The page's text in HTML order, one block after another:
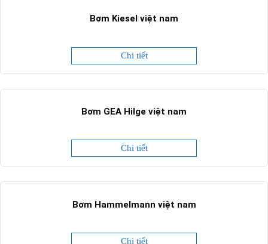
Bơm Kiesel việt nam
Chi tiết
Bơm GEA Hilge việt nam
Chi tiết
Bơm Hammelmann việt nam
Chi tiết